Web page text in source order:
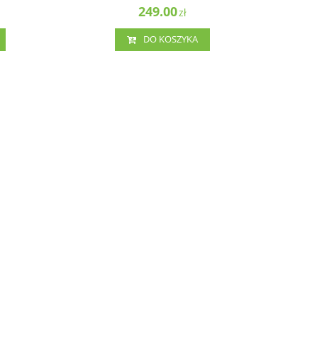
249.00zł
DO KOSZYKA